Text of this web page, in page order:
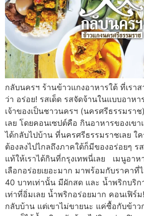
กลับนครฯ ร้านข้าวแกงอาหารใต้ ที่เรา
ว่า อร่อย! รสเด็ด รสจัดจ้านในแบบอาหา
เจ้าของเป็นชาวนครฯ (นครศรีธรรมรา
เลย โดยคอนเซปต์คือ กินอาหารของเข
ได้กลับไปบ้าน ที่นครศรีธรรมราชเลย ใ
ต้องลงไปไกลถึงภาคใต้ก็มีของอร่อยๆ
แท้ให้เราได้กินที่กรุงเทพนี่เลย เมนูอา
เลือกอร่อยเยอะมาก มาพร้อมกับราคาที่
40 บาทเท่านั้น มีผักสด และ น้ำพริกบริก
เท่าที่อิ่มเลย น้ำพริกอร่อยมาก คอนเฟิร์
กลับบ้าน แต่เขาไม่ขายนะ แค่ซื้อกับข้าว